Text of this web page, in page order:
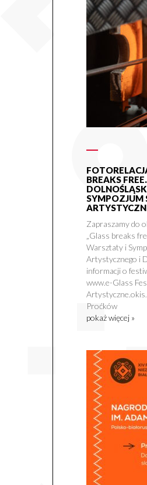
BREAKS
SYMPOZJUM
Zapraszamy do
„Glass breaks
Warsztaty i
Artystycznego i
informacji o
www.e-Glass
Proćków
pokaż więcej »